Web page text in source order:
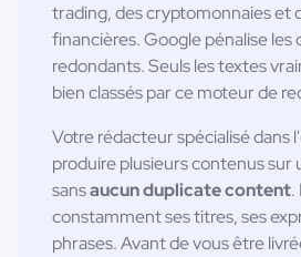
trading, des cryptomonnaies et
financières. Google pénalise les
redondants. Seuls les textes
bien classés par ce moteur de
Votre rédacteur spécialisé dans
produire plusieurs contenus sur
sansaucun duplicate content.
constamment ses titres, ses
phrases. Avant de vous être